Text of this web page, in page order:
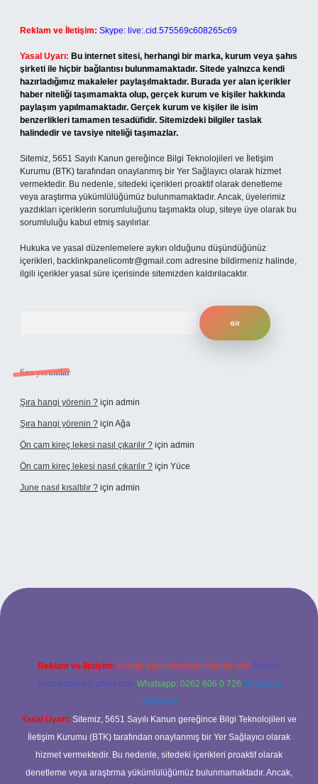
Reklam ve İletişim: Skype: live:.cid.575569c608265c69
Yasal Uyarı: Bu internet sitesi, herhangi bir marka, kurum veya şahıs
şirketi ile hiçbir bağlantısı bulunmamaktadır. Sitede yalnızca kendi
hazırladığımız makaleler paylaşılmaktadır. Burada yer alan içerikler
haber niteliği taşımamakta olup, gerçek kurum ve kişiler hakkında
paylaşım yapılmamaktadır. Gerçek kurum ve kişiler ile isim
benzerlikleri tamamen tesadüfidir. Sitemizdeki bilgiler taslak
halindedir ve tavsiye niteliği taşımazlar.
Sitemiz, 5651 Sayılı Kanun gereğince Bilgi Teknolojileri ve İletişim
Kurumu (BTK) tarafından onaylanmış bir Yer Sağlayıcı olarak hizmet
vermektedir. Bu nedenle, sitedeki içerikleri proaktif olarak denetleme
veya araştırma yükümlülüğümüz bulunmamaktadır. Ancak, üyelerimiz
yazdıkları içeriklerin sorumluluğunu taşımakta olup, siteye üye olarak bu
sorumluluğu kabul etmiş sayılırlar.
Hukuka ve yasal düzenlemelere aykırı olduğunu düşündüğünüz
içerikleri, backlinkpanelicomtr@gmail.com adresine bildirmeniz halinde,
ilgili içerikler yasal süre içerisinde sitemizden kaldırılacaktır.
Son yorumlar
Şıra hangi yörenin ? için admin
Şıra hangi yörenin ? için Ağa
Ön cam kireç lekesi nasıl çıkarılır ? için admin
Ön cam kireç lekesi nasıl çıkarılır ? için Yüce
June nasıl kısaltılır ? için admin
giriş
Reklam ve İletişim: E-mail: backlinkpaneli@gmail.com Teams:
forumhizmeti@gmail.com Whatsapp: 0262 606 0 726 Telegram:
@karabul
Yasal Uyarı: Sitemiz, 5651 Sayılı Kanun gereğince Bilgi Teknolojileri ve
İletişim Kurumu (BTK) tarafından onaylanmış bir Yer Sağlayıcı olarak
hizmet vermektedir. Bu nedenle, sitedeki içerikleri proaktif olarak
denetleme veya araştırma yükümlülüğümüz bulunmamaktadır. Ancak,